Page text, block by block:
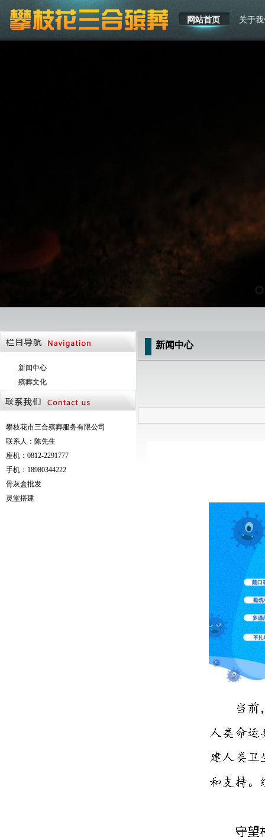
网站首页 关于
新闻中心
殡葬文化
攀枝花市三合殡葬服务有限公司
联系人：陈先生
座机：0812-2291777
手机：18980344222
骨灰盒批发
灵堂搭建
新闻中心